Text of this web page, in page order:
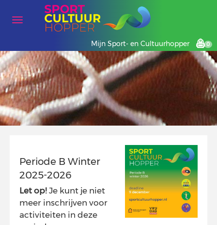
Mijn Sport- en Cultuurhopper 0
Periode B Winter
2025-2026
Let op! Je kunt je niet
meer inschrijven voor
activiteiten in deze